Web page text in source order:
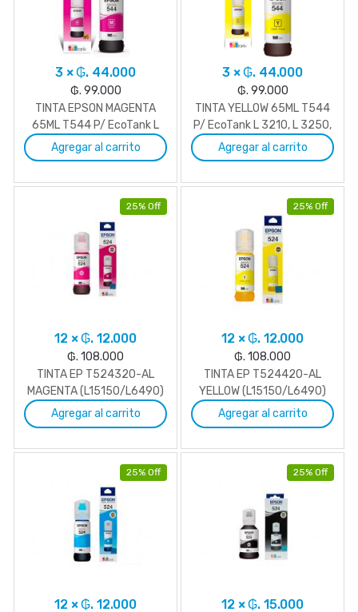
3 × ₲. 44.000
₲. 99.000
TINTA EPSON MAGENTA
65ML T544 P/ EcoTank L
3210, L 3250, L 5290
Agregar al carrito
3 × ₲. 44.000
₲. 99.000
TINTA YELLOW 65ML T544
P/ EcoTank L 3210, L 3250,
L 5290
Agregar al carrito
25% Off
12 × ₲. 12.000
₲. 108.000
TINTA EP T524320-AL
MAGENTA (L15150/L6490)
Agregar al carrito
25% Off
12 × ₲. 12.000
₲. 108.000
TINTA EP T524420-AL
YELLOW (L15150/L6490)
Agregar al carrito
25% Off
12 × ₲. 12.000
25% Off
12 × ₲. 15.000